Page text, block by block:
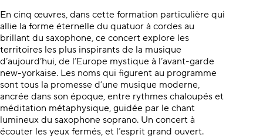
En cinq œuvres, dans cette formation particulière qui
allie la forme éternelle du quatuor à cordes au
brillant du saxophone, ce concert explore les
territoires les plus inspirants de la musique
d’aujourd’hui, de l’Europe mystique à l’avant-garde
new-yorkaise. Les noms qui figurent au programme
sont tous la promesse d’une musique moderne,
ancrée dans son époque, entre rythmes chaloupés et
méditation métaphysique, guidée par le chant
lumineux du saxophone soprano. Un concert à
écouter les yeux fermés, et l’esprit grand ouvert.